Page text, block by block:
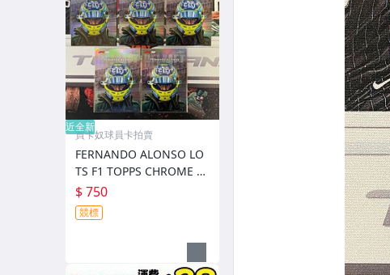
近全新
買卡奴球員卡拍賣
FERNANDO ALONSO LO
TS F1 TOPPS CHROME 銀
亮 特卡 安全帽卡
$ 750
競標